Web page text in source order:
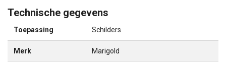
Technische gegevens
Toepassing Schilders
Merk Marigold